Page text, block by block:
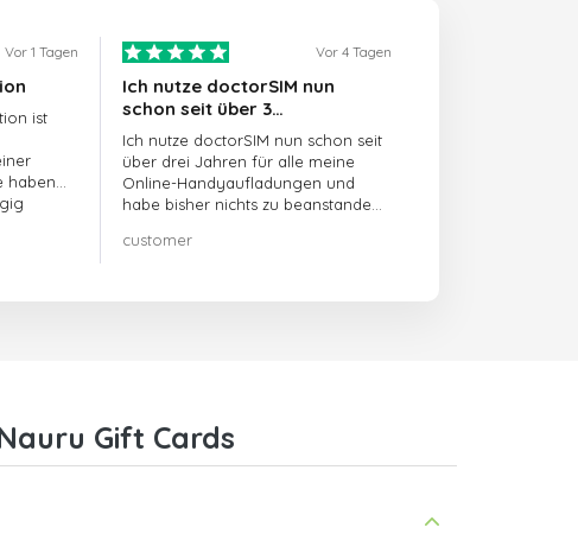
Vor 1 Tagen
ist
haben
Vor 4 Tagen
Ich nutze doctorSIM nun
schon seit über 3…
Ich nutze doctorSIM nun schon seit
über drei Jahren für alle meine
Online-Handyaufladungen und
habe bisher nichts zu beanstanden!!
customer
Gift Cards